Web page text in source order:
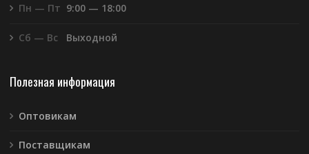
Пн — Пт 9:00 — 18:00
Сб — Вс Выходной
Полезная информация
Оптовикам
Поставщикам